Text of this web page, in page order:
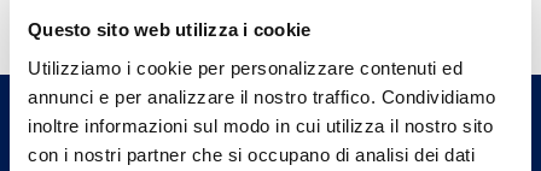
Questo sito web utilizza i cookie
Utilizziamo i cookie per personalizzare contenuti ed
annunci e per analizzare il nostro traffico. Condividiamo
inoltre informazioni sul modo in cui utilizza il nostro sito
con i nostri partner che si occupano di analisi dei dati
informazioni?
Trova l'Agenzia più vicina a te e parla con
un nostro Agente.
Contattaci